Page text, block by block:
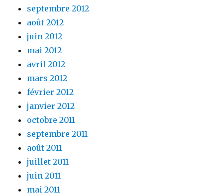
septembre 2012
août 2012
juin 2012
mai 2012
avril 2012
mars 2012
février 2012
janvier 2012
octobre 2011
septembre 2011
août 2011
juillet 2011
juin 2011
mai 2011